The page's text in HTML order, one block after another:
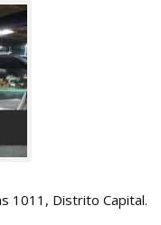
1011, Distrito Capital.